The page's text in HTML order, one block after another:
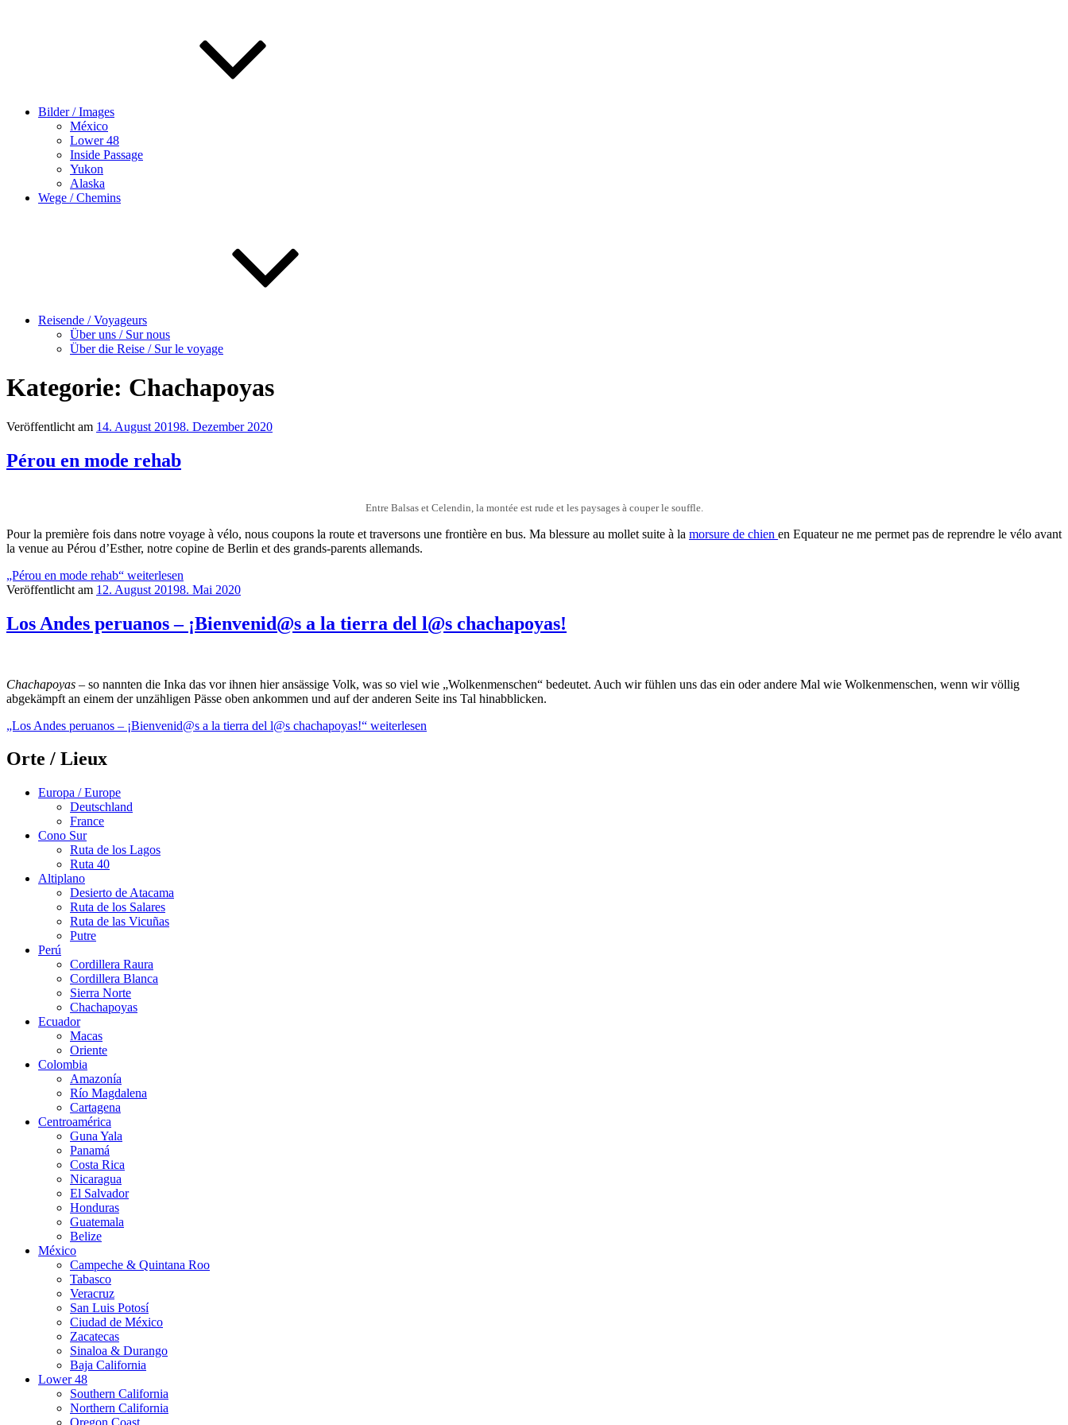
Bilder / Images
México
Lower 48
Inside Passage
Yukon
Alaska
Wege / Chemins
Reisende / Voyageurs
Über uns / Sur nous
Über die Reise / Sur le voyage
Kategorie: Chachapoyas
Veröffentlicht am 14. August 20198. Dezember 2020
Pérou en mode rehab
Entre Balsas et Celendin, la montée est rude et les paysages à couper le souffle.
Pour la première fois dans notre voyage à vélo, nous coupons la route et traversons une frontière en bus. Ma blessure au mollet suite à la morsure de chien en Equateur ne me permet pas de reprendre le vélo avant
la venue au Pérou d’Esther, notre copine de Berlin et des grands-parents allemands.
„Pérou en mode rehab“ weiterlesen
Veröffentlicht am 12. August 20198. Mai 2020
Los Andes peruanos – ¡Bienvenid@s a la tierra del l@s chachapoyas!
Chachapoyas – so nannten die Inka das vor ihnen hier ansässige Volk, was so viel wie „Wolkenmenschen“ bedeutet. Auch wir fühlen uns das ein oder andere Mal wie Wolkenmenschen, wenn wir völlig
abgekämpft an einem der unzähligen Pässe oben ankommen und auf der anderen Seite ins Tal hinabblicken.
„Los Andes peruanos – ¡Bienvenid@s a la tierra del l@s chachapoyas!“ weiterlesen
Orte / Lieux
Europa / Europe
Deutschland
France
Cono Sur
Ruta de los Lagos
Ruta 40
Altiplano
Desierto de Atacama
Ruta de los Salares
Ruta de las Vicuñas
Putre
Perú
Cordillera Raura
Cordillera Blanca
Sierra Norte
Chachapoyas
Ecuador
Macas
Oriente
Colombia
Amazonía
Río Magdalena
Cartagena
Centroamérica
Guna Yala
Panamá
Costa Rica
Nicaragua
El Salvador
Honduras
Guatemala
Belize
México
Campeche & Quintana Roo
Tabasco
Veracruz
San Luis Potosí
Ciudad de México
Zacatecas
Sinaloa & Durango
Baja California
Lower 48
Southern California
Northern California